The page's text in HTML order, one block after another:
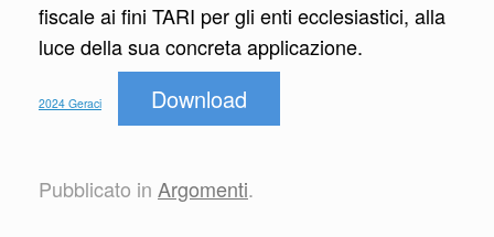
fiscale ai fini TARI per gli enti ecclesiastici, alla
luce della sua concreta applicazione.
2024 Geraci Download
Pubblicato in Argomenti.